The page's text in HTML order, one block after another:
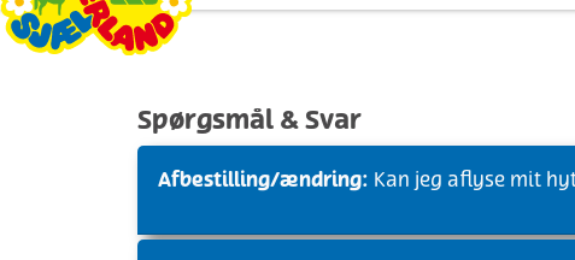
Spørgsmål & Svar
Afbestilling/ændring: Kan jeg aflyse mit